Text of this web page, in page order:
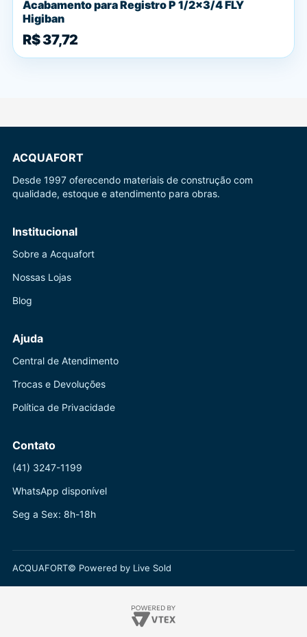
Acabamento para Registro P 1/2x3/4 FLY
Higiban
R$ 37,72
ACQUAFORT
Desde 1997 oferecendo materiais de construção com
qualidade, estoque e atendimento para obras.
Institucional
Sobre a Acquafort
Nossas Lojas
Blog
Ajuda
Central de Atendimento
Trocas e Devoluções
Política de Privacidade
Contato
(41) 3247-1199
WhatsApp disponível
Seg a Sex: 8h-18h
ACQUAFORT© Powered by Live Sold